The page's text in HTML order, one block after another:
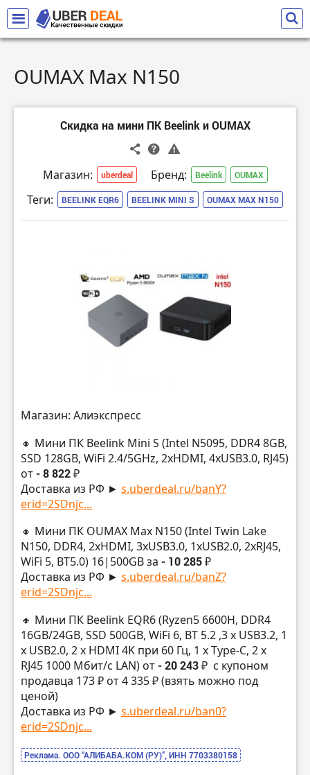
OUMAX Max N150
Скидка на мини ПК Beelink и OUMAX
Магазин: uberdeal Бренд: Beelink OUMAX
Теги: BEELINK EQR6 BEELINK MINI S OUMAX MAX N150
Магазин: Алиэкспресс
🔸 Мини ПК Beelink Mini S (Intel N5095, DDR4 8GB,
SSD 128GB, WiFi 2.4/5GHz, 2хHDMI, 4xUSB3.0, RJ45)
от- 8 822 ₽
Доставка из РФ ► s.uberdeal.ru/banY?
erid=2SDnjc...
🔸 Мини ПК OUMAX Max N150 (Intel Twin Lake
N150, DDR4, 2xHDMI, 3хUSB3.0, 1хUSB2.0, 2хRJ45,
WiFi 5, BT5.0) 16|500GB за - 10 285 ₽
Доставка из РФ ► s.uberdeal.ru/banZ?
erid=2SDnjc...
🔸 Мини ПК Beelink EQR6 (Ryzen5 6600H, DDR4
16GB/24GB, SSD 500GB, WiFi 6, BT 5.2 ,3 x USB3.2, 1
x USB2.0, 2 x HDMI 4K при 60 Гц, 1 x Type-C, 2 x
RJ45 1000 Мбит/с LAN) от- 20 243 ₽ с купоном
продавца 173 ₽ от 4 335 ₽ (взять можно под
ценой)
Доставка из РФ ► s.uberdeal.ru/ban0?
erid=2SDnjc...
Реклама. ООО “АЛИБАБА.КОМ (РУ)”, ИНН 7703380158